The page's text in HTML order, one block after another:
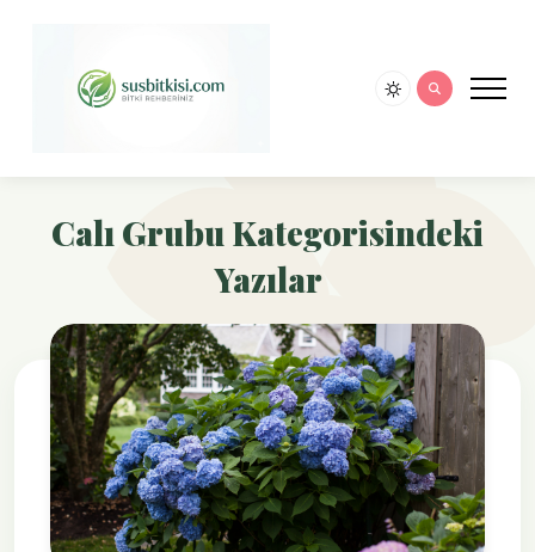
Calı Grubu Kategorisindeki
Yazılar